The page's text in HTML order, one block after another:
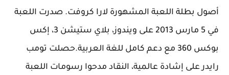
أصول بطلة اللعبة المشهورة لارا كروفت. صدرت اللعبة
في 5 مارس 2013 على ويندوز، بلاي ستيشن 3، إكس
بوكس 360 مع دعم كامل للغة العربية.حصلت تومب
رايدر على إشادة عالمية، النقاد مدحوا رسومات اللعبة